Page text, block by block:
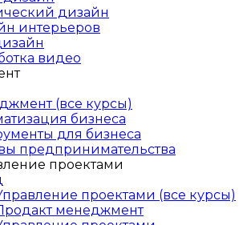
дизайн
интерьеров
видео
(все курсы)
бизнеса
для бизнеса
предпринимательства
проектами
проектами (все курсы)
менеджмент